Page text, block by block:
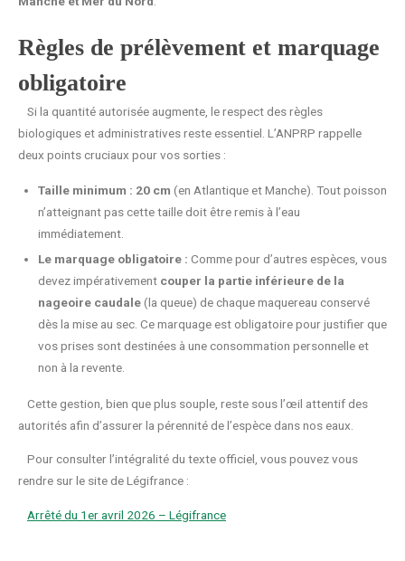
Règles de prélèvement et marquage
obligatoire
Si la quantité autorisée augmente, le respect des règles
biologiques et administratives reste essentiel. L’ANPRP rappelle
deux points cruciaux pour vos sorties :
Taille minimum : 20 cm (en Atlantique et Manche). Tout poisson
n’atteignant pas cette taille doit être remis à l’eau
immédiatement.
Le marquage obligatoire : Comme pour d’autres espèces, vous
devez impérativement couper la partie inférieure de la
nageoire caudale(la queue) de chaque maquereau conservé
dès la mise au sec. Ce marquage est obligatoire pour justifier que
vos prises sont destinées à une consommation personnelle et
non à la revente.
Cette gestion, bien que plus souple, reste sous l’œil attentif des
autorités afin d’assurer la pérennité de l’espèce dans nos eaux.
Pour consulter l’intégralité du texte officiel, vous pouvez vous
rendre sur le site de Légifrance :
Arrêté du 1er avril 2026 – Légifrance